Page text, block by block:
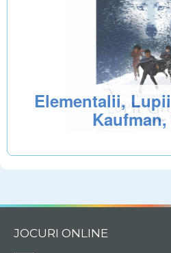
Elementalii,
JOCURI ONLINE